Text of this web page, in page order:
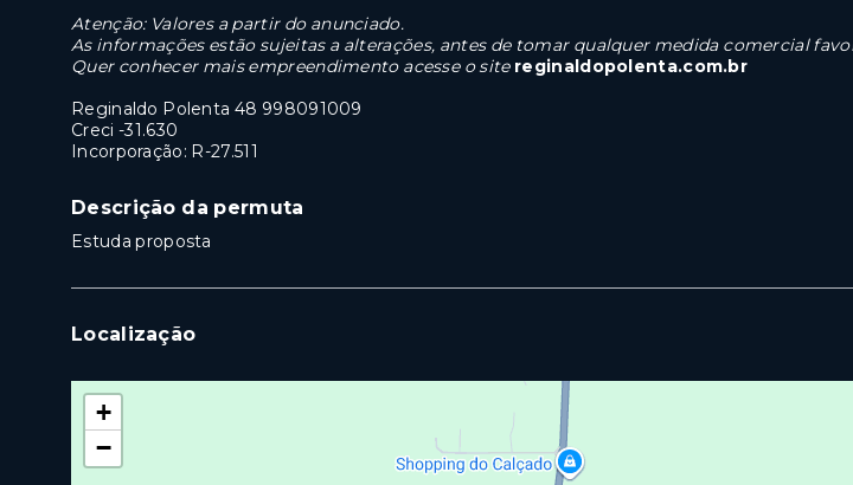
Atenção: Valores a partir do anunciado.
As informações estão sujeitas a alterações, antes de tomar qualquer medida comercial
Quer conhecer mais empreendimento acesse o site reginaldopolenta.com.br
Reginaldo Polenta 48 998091009
Creci -31.630
Incorporação: R-27.511
Descrição da permuta
Estuda proposta
Localização
+
−